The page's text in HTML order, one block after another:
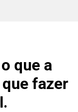
que a
fazer